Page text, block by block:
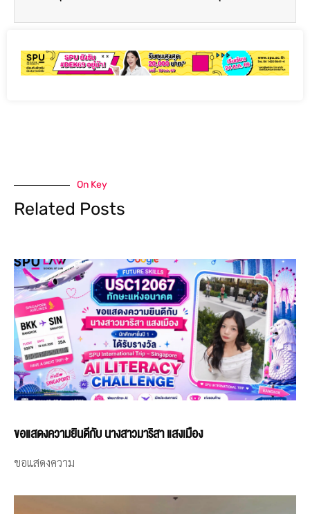
On Key
Related Posts
ขอแสดงความยินดีกับ นางสาวมาริสา แสงเมือง
ขอแสดงความ